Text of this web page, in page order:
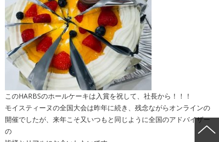
このHARBSのホールケーキは入賞を祝して、社長から！！！
モイスティーヌの全国大会は昨年に続き、残念ながらオンラインの
開催でしたが、来年こそ又いつもと同じように全国のアドバイザー
の